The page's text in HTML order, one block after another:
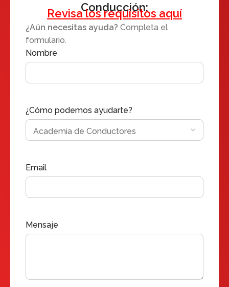
Conducción:
Revisa los requisitos aquí
¿Aún necesitas ayuda? Completa el
formulario.
Nombre
¿Cómo podemos ayudarte?
Email
Mensaje